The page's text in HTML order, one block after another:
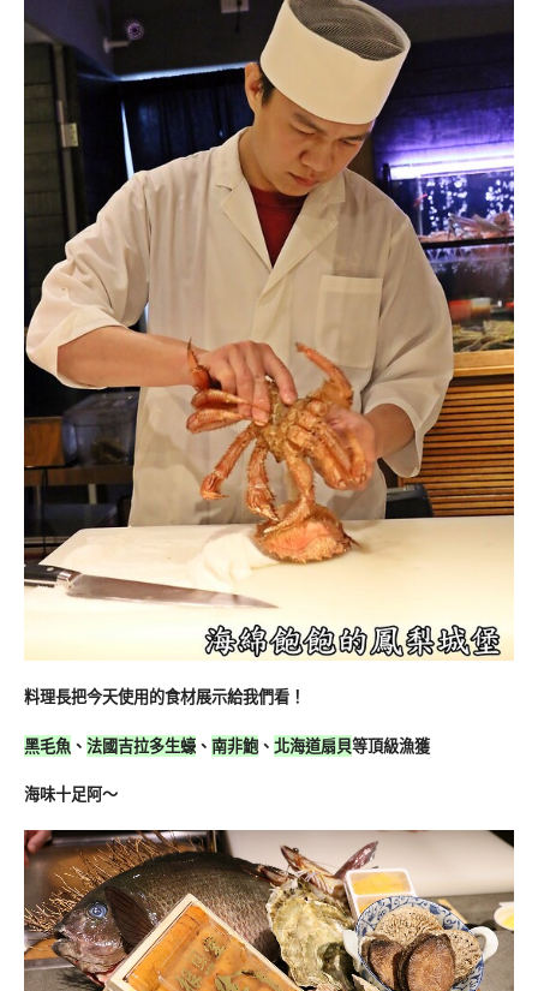
料理長把今天使用的食材展示給我們看！
黑毛魚 、 法國吉拉多生蠔 、 南非鮑 、 北海道扇貝等頂級漁獲
海味十足阿～